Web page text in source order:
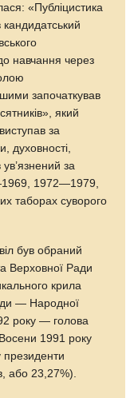
«Публіцистика
навчання через
започаткував
який
за
духовності,
ув’язнений за
1972—1979,
таборах суворого
був обраний
Верховної Ради
крила
— Народної
року — голова
1991 року
президенти
або 23,27%).